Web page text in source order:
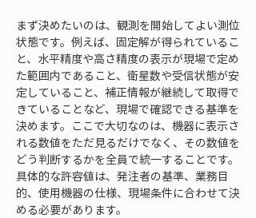
まず決めたいのは、観測を開始してよい測位
状態です。例えば、固定解が得られているこ
と、水平精度や高さ精度の表示が現場で定め
た範囲内であること、衛星数や受信状態が安
定していること、補正情報が継続して取得で
きていることなど、現場で確認できる基準を
決めます。ここで大切なのは、機器に表示さ
れる数値をただ見るだけでなく、その数値を
どう判断するかを全員で統一することです。
具体的な許容値は、発注者の基準、業務目
的、使用機器の仕様、現場条件に合わせて決
める必要があります。